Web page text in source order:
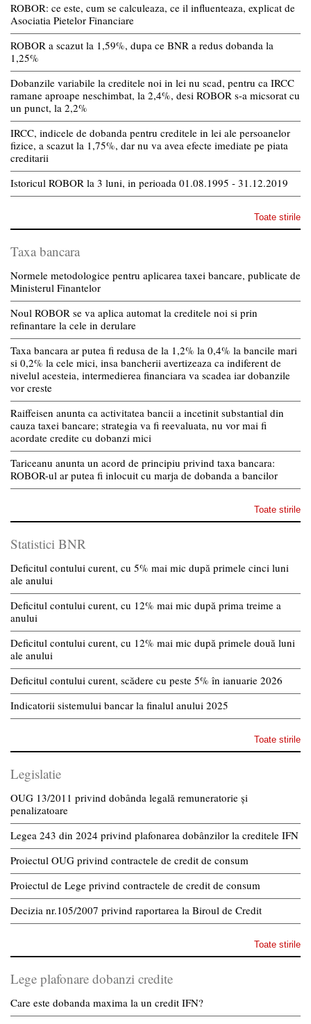
ROBOR: ce este, cum se calculeaza, ce il influenteaza, explicat de
Asociatia Pietelor Financiare
ROBOR a scazut la 1,59%, dupa ce BNR a redus dobanda la
1,25%
Dobanzile variabile la creditele noi in lei nu scad, pentru ca IRCC
ramane aproape neschimbat, la 2,4%, desi ROBOR s-a micsorat cu
un punct, la 2,2%
IRCC, indicele de dobanda pentru creditele in lei ale persoanelor
fizice, a scazut la 1,75%, dar nu va avea efecte imediate pe piata
creditarii
Istoricul ROBOR la 3 luni, in perioada 01.08.1995 - 31.12.2019
Toate stirile
Taxa bancara
Normele metodologice pentru aplicarea taxei bancare, publicate de
Ministerul Finantelor
Noul ROBOR se va aplica automat la creditele noi si prin
refinantare la cele in derulare
Taxa bancara ar putea fi redusa de la 1,2% la 0,4% la bancile mari
si 0,2% la cele mici, insa bancherii avertizeaza ca indiferent de
nivelul acesteia, intermedierea financiara va scadea iar dobanzile
vor creste
Raiffeisen anunta ca activitatea bancii a incetinit substantial din
cauza taxei bancare; strategia va fi reevaluata, nu vor mai fi
acordate credite cu dobanzi mici
Tariceanu anunta un acord de principiu privind taxa bancara:
ROBOR-ul ar putea fi inlocuit cu marja de dobanda a bancilor
Toate stirile
Statistici BNR
Deficitul contului curent, cu 5% mai mic după primele cinci luni
ale anului
Deficitul contului curent, cu 12% mai mic după prima treime a
anului
Deficitul contului curent, cu 12% mai mic după primele două luni
ale anului
Deficitul contului curent, scădere cu peste 5% în ianuarie 2026
Indicatorii sistemului bancar la finalul anului 2025
Toate stirile
Legislatie
OUG 13/2011 privind dobânda legală remuneratorie și
penalizatoare
Legea 243 din 2024 privind plafonarea dobânzilor la creditele IFN
Proiectul OUG privind contractele de credit de consum
Proiectul de Lege privind contractele de credit de consum
Decizia nr.105/2007 privind raportarea la Biroul de Credit
Toate stirile
Lege plafonare dobanzi credite
Care este dobanda maxima la un credit IFN?